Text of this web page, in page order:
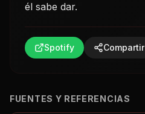
él sabe dar.
Spotify Compartir
FUENTES Y REFERENCIAS